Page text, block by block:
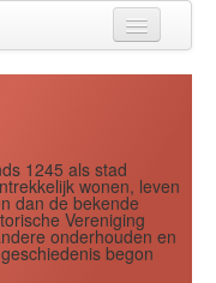
1245 als stad
wonen, leven
dan de bekende
Vereniging
onderhouden en
begon
Jaar
Maand